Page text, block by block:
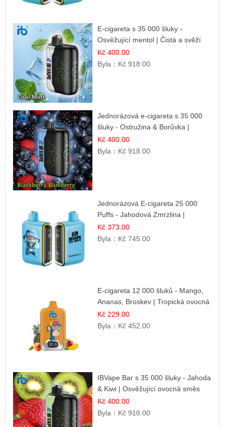
E-cigareta s 35 000 šluky -
Osvěžující mentol | Čistá a svěží
chuť
Kč 400.00
Byla： Kč 918.00
Jednorázová e-cigareta s 35 000
šluky - Ostružina & Borůvka |
Intenzivní lesní směs
Kč 400.00
Byla： Kč 918.00
Jednorázová E-cigareta 25 000
Puffs - Jahodová Zmrzlina |
Krémová sladká příchuť
Kč 373.00
Byla： Kč 745.00
E-cigareta 12 000 šluků - Mango,
Ananas, Broskev | Tropická ovocná
směs
Kč 229.00
Byla： Kč 452.00
IBVape Bar s 35 000 šluky - Jahoda
& Kiwi | Osvěžující ovocná směs
Kč 400.00
Byla： Kč 918.00